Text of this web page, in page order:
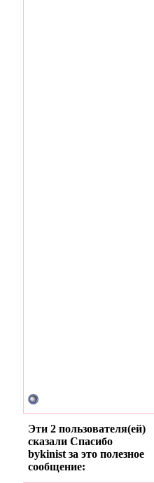
Эти 2 пользователя(ей)
сказали Спасибо
bykinist за это полезное
сообщение: